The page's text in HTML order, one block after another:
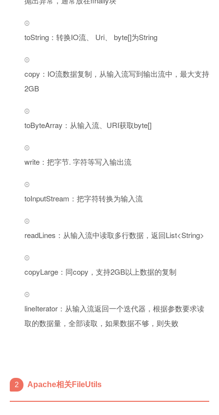
toString：转换IO流、 Uri、 byte[]为String
copy：IO流数据复制，从输入流写到输出流中，最大支持
2GB
toByteArray：从输入流、URI获取byte[]
write：把字节. 字符等写入输出流
toInputStream：把字符转换为输入流
readLines：从输入流中读取多行数据，返回List<String>
copyLarge：同copy，支持2GB以上数据的复制
lineIterator：从输入流返回一个迭代器，根据参数要求读
取的数据量，全部读取，如果数据不够，则失败
2 Apache相关FileUtils